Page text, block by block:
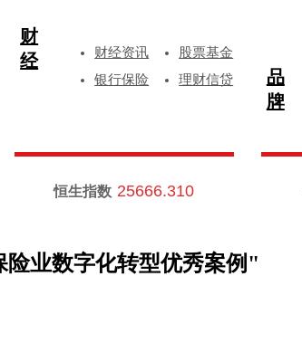
财
经
财经资讯
股票基金
银行保险
理财信贷
品
牌
恒生指数 25666.310
业数字化转型优秀案例"